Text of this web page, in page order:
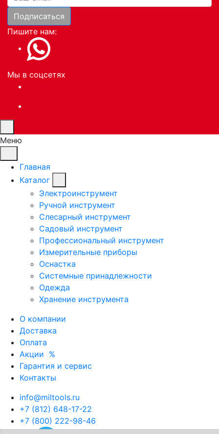
Подписаться
Пишите нам:
Мы в соцсетях
Меню
Главная
Каталог
Электроинструмент
Ручной инструмент
Слесарный инструмент
Садовый инструмент
Профессиональный инструмент
Измерительные приборы
Оснастка
Системные принадлежности
Одежда
Хранение инструмента
О компании
Доставка
Оплата
Акции %
Гарантия и сервис
Контакты
info@miltools.ru
+7 (812) 648-17-22
+7 (800) 222-98-46